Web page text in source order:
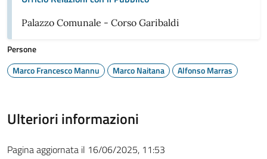
Palazzo Comunale - Corso Garibaldi
Persone
Marco Francesco Mannu
Marco Naitana Alfonso Marras
Ulteriori informazioni
Pagina aggiornata il 16/06/2025, 11:53